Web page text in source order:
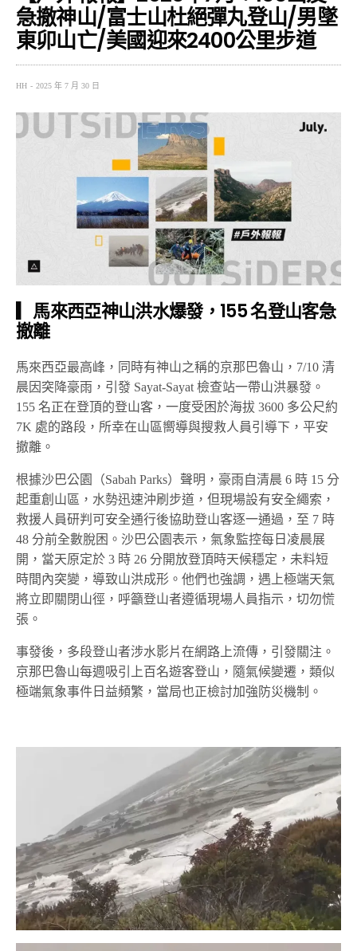
急撤神山/富士山杜絕彈丸登山/男墜
東卯山亡/美國迎來2400公里步道
HH 2025 年 7 月 30 日
▎馬來西亞神山洪水爆發，155 名登山客急
撤離
馬來西亞最高峰，同時有神山之稱的京那巴魯山，7/10 清
晨因突降豪雨，引發 Sayat-Sayat 檢查站一帶山洪暴發。
155 名正在登頂的登山客，一度受困於海拔 3600 多公尺約
7K 處的路段，所幸在山區嚮導與搜救人員引導下，平安
撤離。
根據沙巴公園（Sabah Parks）聲明，豪雨自清晨 6 時 15 分
起重創山區，水勢迅速沖刷步道，但現場設有安全繩索，
救援人員研判可安全通行後協助登山客逐一通過，至 7 時
48 分前全數脫困。沙巴公園表示，氣象監控每日凌晨展
開，當天原定於 3 時 26 分開放登頂時天候穩定，未料短
時間內突變，導致山洪成形。他們也強調，遇上極端天氣
將立即關閉山徑，呼籲登山者遵循現場人員指示，切勿慌
張。
事發後，多段登山者涉水影片在網路上流傳，引發關注。
京那巴魯山每週吸引上百名遊客登山，隨氣候變遷，類似
極端氣象事件日益頻繁，當局也正檢討加強防災機制。